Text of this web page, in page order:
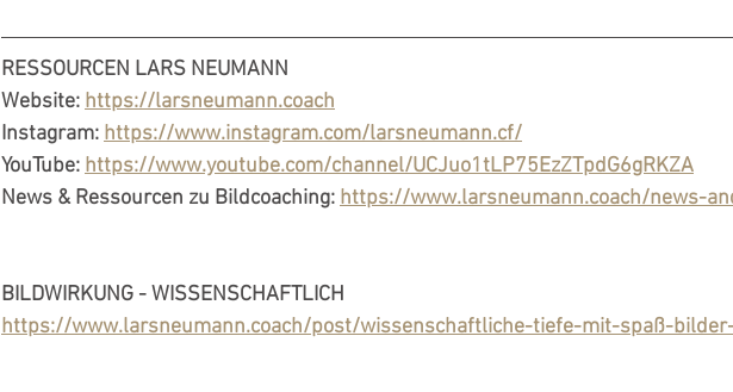
RESSOURCEN LARS NEUMANN
Website: https://larsneumann.coach
Instagram: https://www.instagram.com/larsneumann.cf/
YouTube: https://www.youtube.com/channel/UCJuo1tLP75EzZTpdG6gRKZA
News & Ressourcen zu Bildcoaching: https://www.larsneumann.coach/news-
BILDWIRKUNG - WISSENSCHAFTLICH
https://www.larsneumann.coach/post/wissenschaftliche-tiefe-mit-spaß-